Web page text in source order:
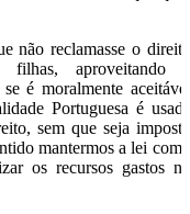
não reclamasse o direito
aproveitando a
é moralmente aceitável
Portuguesa é usada
sem que seja imposto
mantermos a lei como
os recursos gastos no